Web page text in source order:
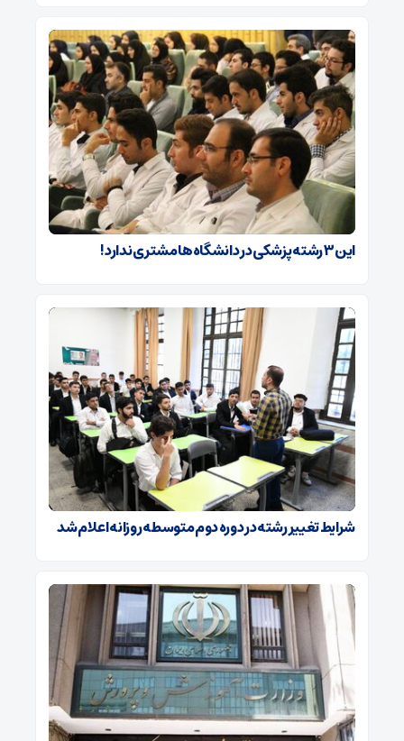
این ۳ رشته پزشکی در دانشگاه‌ها مشتری ندارد!
شرایط تغییر رشته در دوره دوم متوسطه روزانه اعلام شد